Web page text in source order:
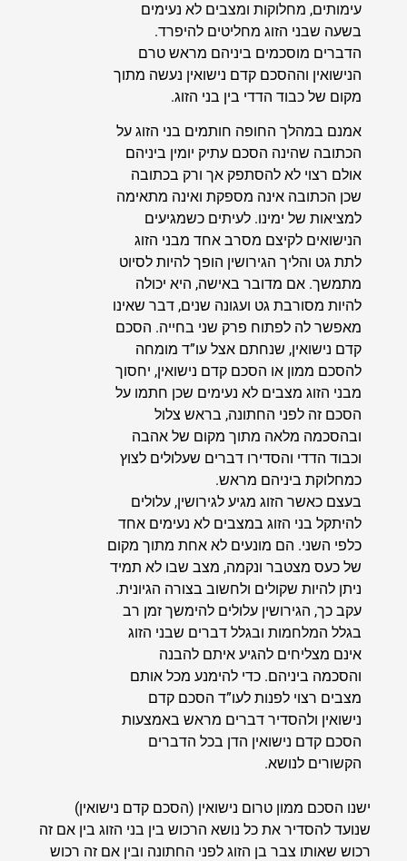
עימותים, מחלוקות ומצבים לא נעימים
בשעה שבני הזוג מחליטים להיפרד.
הדברים מוסכמים ביניהם מראש טרם
הנישואין וההסכם קדם נישואין נעשה מתוך
מקום של כבוד הדדי בין בני הזוג.
אמנם במהלך החופה חותמים בני הזוג על
הכתובה שהינה הסכם עתיק יומין ביניהם
אולם רצוי לא להסתפק אך ורק בכתובה
שכן הכתובה אינה מספקת ואינה מתאימה
למציאות של ימינו. לעיתים כשמגיעים
הנישואים לקיצם מסרב אחד מבני הזוג
לתת גט והליך הגירושין הופך להיות לסיוט
מתמשך. אם מדובר באישה, היא יכולה
להיות מסורבת גט ועגונה שנים, דבר שאינו
מאפשר לה לפתוח פרק שני בחייה. הסכם
קדם נישואין, שנחתם אצל עו”ד מומחה
להסכם ממון או הסכם קדם נישואין, יחסוך
מבני הזוג מצבים לא נעימים שכן חתמו על
הסכם זה לפני החתונה, בראש צלול
ובהסכמה מלאה מתוך מקום של אהבה
וכבוד הדדי והסדירו דברים שעלולים לצוץ
כמחלוקת ביניהם מראש.
בעצם כאשר הזוג מגיע לגירושין, עלולים
להיתקל בני הזוג במצבים לא נעימים אחד
כלפי השני. הם מונעים לא אחת מתוך מקום
של כעס מצטבר ונקמה, מצב שבו לא תמיד
ניתן להיות שקולים ולחשוב בצורה הגיונית.
עקב כך, הגירושין עלולים להימשך זמן רב
בגלל המלחמות ובגלל דברים שבני הזוג
אינם מצליחים להגיע איתם להבנה
והסכמה ביניהם. כדי להימנע מכל אותם
מצבים רצוי לפנות לעו”ד הסכם קדם
נישואין ולהסדיר דברים מראש באמצעות
הסכם קדם נישואין הדן בכל הדברים
הקשורים לנושא.
ישנו הסכם ממון טרום נישואין (הסכם קדם נישואין)
שנועד להסדיר את כל נושא הרכוש בין בני הזוג בין אם זה
רכוש שאותו צבר בן הזוג לפני החתונה ובין אם זה רכוש